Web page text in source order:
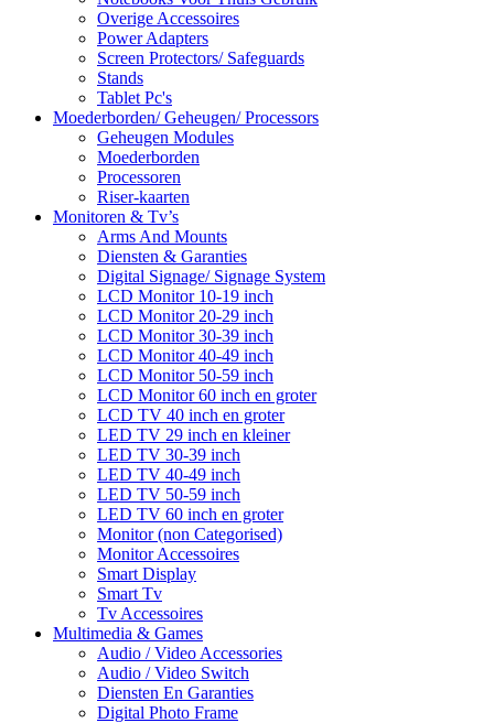
Overige Accessoires
Power Adapters
Screen Protectors/ Safeguards
Stands
Tablet Pc's
Moederborden/ Geheugen/ Processors
Geheugen Modules
Moederborden
Processoren
Riser-kaarten
Monitoren & Tv’s
Arms And Mounts
Diensten & Garanties
Digital Signage/ Signage System
LCD Monitor 10-19 inch
LCD Monitor 20-29 inch
LCD Monitor 30-39 inch
LCD Monitor 40-49 inch
LCD Monitor 50-59 inch
LCD Monitor 60 inch en groter
LCD TV 40 inch en groter
LED TV 29 inch en kleiner
LED TV 30-39 inch
LED TV 40-49 inch
LED TV 50-59 inch
LED TV 60 inch en groter
Monitor (non Categorised)
Monitor Accessoires
Smart Display
Smart Tv
Tv Accessoires
Multimedia & Games
Audio / Video Accessories
Audio / Video Switch
Diensten En Garanties
Digital Photo Frame